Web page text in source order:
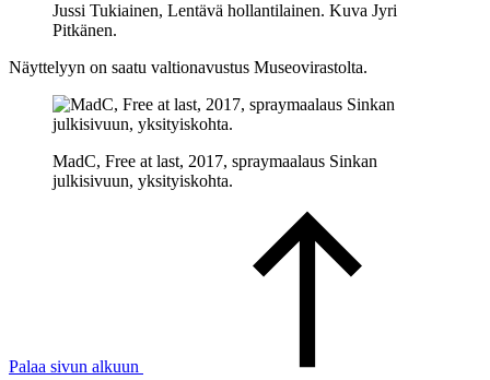
Jussi Tukiainen, Lentävä hollantilainen. Kuva Jyri
Pitkänen.
Näyttelyyn on saatu valtionavustus Museovirastolta.
MadC, Free at last, 2017, spraymaalaus Sinkan
julkisivuun, yksityiskohta.
Palaa sivun alkuun